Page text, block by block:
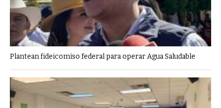
Plantean fideicomiso federal para operar Agua Saludable